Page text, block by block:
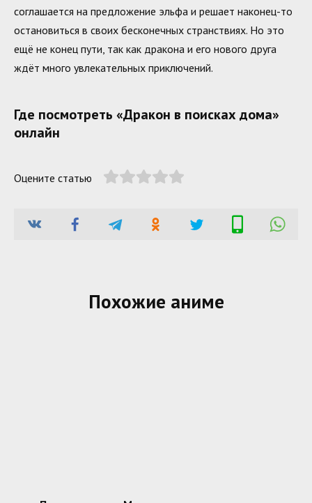
соглашается на предложение эльфа и решает наконец-то
остановиться в своих бесконечных странствиях. Но это
ещё не конец пути, так как дракона и его нового друга
ждёт много увлекательных приключений.
Где посмотреть «Дракон в поисках дома»
онлайн
Оцените статью
Похожие аниме